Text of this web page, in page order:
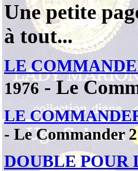
Une petite
à tout...
LE
1976- Le
LE
- Le Commander 2
DOUBLE POUR